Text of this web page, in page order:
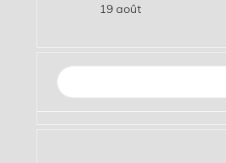
19 août